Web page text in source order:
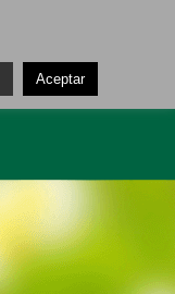
Aceptar